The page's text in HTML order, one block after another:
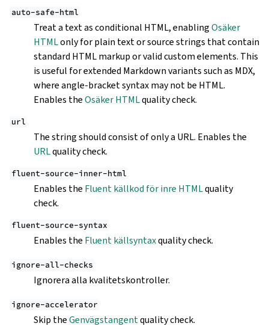
auto-safe-html
Treat a text as conditional HTML, enablingOsäker
HTMLonly for plain text or source strings that contain
standard HTML markup or valid custom elements. This
is useful for extended Markdown variants such as MDX,
where angle-bracket syntax may not be HTML.
Enables theOsäker HTMLquality check.
url
The string should consist of only a URL. Enables the
URLquality check.
fluent-source-inner-html
Enables the Fluent källkod för inre HTMLquality
check.
fluent-source-syntax
Enables the Fluent källsyntaxquality check.
ignore-all-checks
Ignorera alla kvalitetskontroller.
ignore-accelerator
Skip theGenvägstangentquality check.